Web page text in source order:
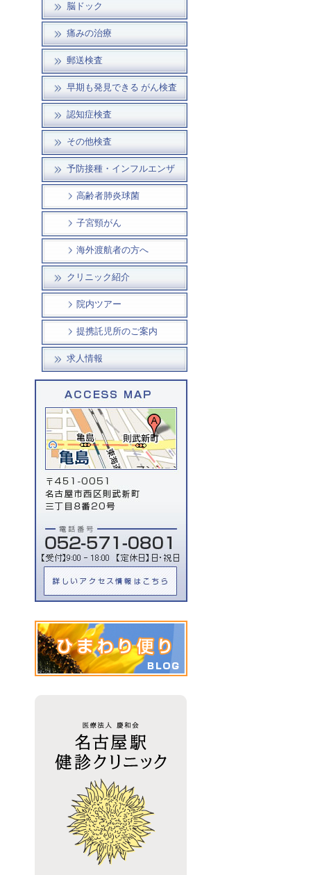
脳ドック
痛みの治療
郵送検査
早期も発見できる がん検査
認知症検査
その他検査
予防接種・インフルエンザ
高齢者肺炎球菌
子宮頸がん
海外渡航者の方へ
クリニック紹介
院内ツアー
提携託児所のご案内
求人情報